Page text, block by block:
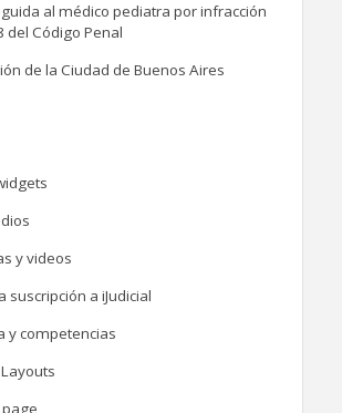
al médico pediatra por infracción
del Código Penal
de la Ciudad de Buenos Aires
y videos
suscripción a iJudicial
y competencias